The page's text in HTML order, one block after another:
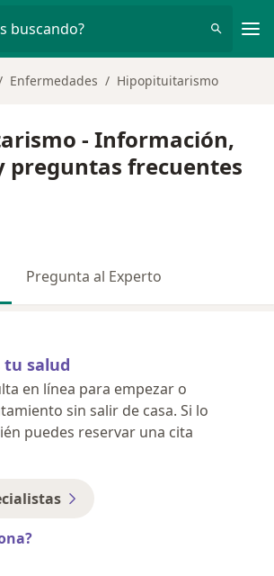
buscando?
Enfermedades Hipopituitarismo
- Información,
preguntas frecuentes
Pregunta al Experto
tu salud
en línea para empezar o
sin salir de casa. Si lo
puedes reservar una cita